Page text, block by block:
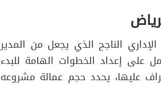
الناجح الذي يجعل من المدير
على إعداد الخطوات الهامة للبدء
عليها، يحدد حجم عمالة مشروعه